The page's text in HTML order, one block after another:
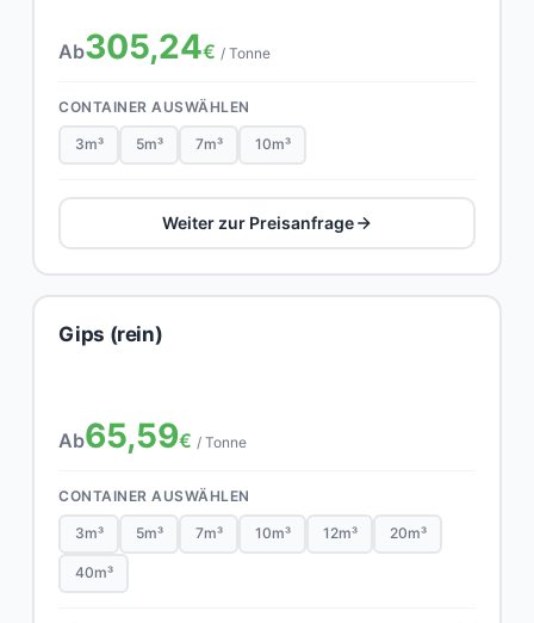
Ab305,24€ / Tonne
CONTAINER AUSWÄHLEN
3m³ 5m³ 7m³ 10m³
Weiter zur Preisanfrage
Gips (rein)
Ab65,59€ / Tonne
CONTAINER AUSWÄHLEN
3m³ 5m³ 7m³ 10m³ 12m³ 20m³
40m³